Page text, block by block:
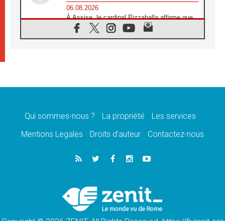
06.08.2026
À Assise, le cardinal Pizzaballa affirme que
«les chrétiens veulent la paix»
06.08.2026
message de paix et de dignité humaine»
«La visite du Pape en Uruguay renforcera
05.08.2026
Le nonce en Ukraine: «Il est inquiétant
Léon XIV au Pérou, une lueur d'espoir pour
un peuple en quête de paix
Qui sommes-nous ? La propriété
Les services
Mentions Legales
Droits d’auteur Contactez-nous